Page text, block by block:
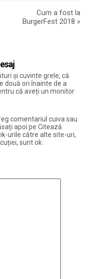
Cum a fost la
BurgerFest 2018 »
și cuvinte grele, că
două ori înainte de a
că aveți un monitor
comentariul cuiva sau
apoi pe Citează
urile către alte site-uri,
sunt ok.